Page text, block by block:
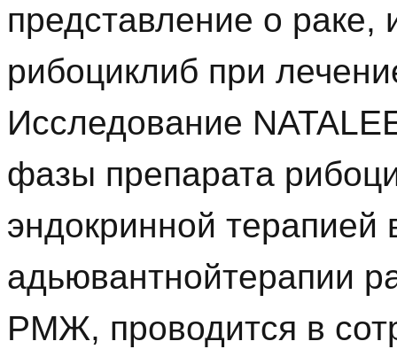
представление о раке,
рибоциклиб при
Исследование
фазы препарата
эндокринной терапией
адьювантнойтерапии
РМЖ, проводится в